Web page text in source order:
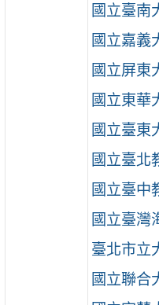
國立臺南
國立嘉義
國立屏東
國立東華
國立臺東
國立臺北
國立臺中
國立臺灣
臺北市立
國立聯合